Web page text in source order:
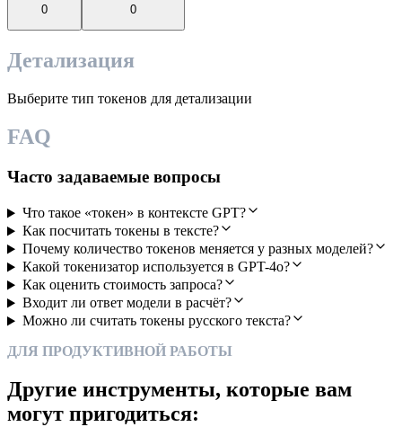
0
0
Детализация
Выберите тип токенов для детализации
FAQ
Часто задаваемые вопросы
Что такое «токен» в контексте GPT?
Как посчитать токены в тексте?
Почему количество токенов меняется у разных моделей?
Какой токенизатор используется в GPT-4o?
Как оценить стоимость запроса?
Входит ли ответ модели в расчёт?
Можно ли считать токены русского текста?
ДЛЯ ПРОДУКТИВНОЙ РАБОТЫ
Другие инструменты, которые вам
могут пригодиться: